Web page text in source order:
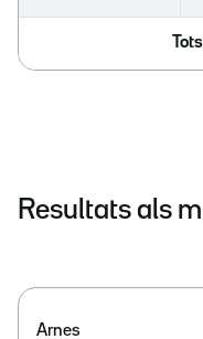
Resultats als
Arnes